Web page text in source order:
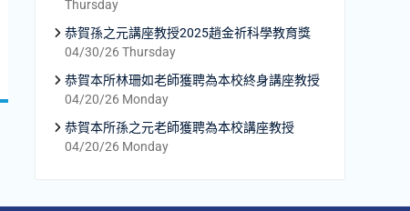
Thursday
恭賀孫之元講座教授2025趙金祈科學教育獎
04/30/26 Thursday
恭賀本所林珊如老師獲聘為本校終身講座教授
04/20/26 Monday
恭賀本所孫之元老師獲聘為本校講座教授
04/20/26 Monday